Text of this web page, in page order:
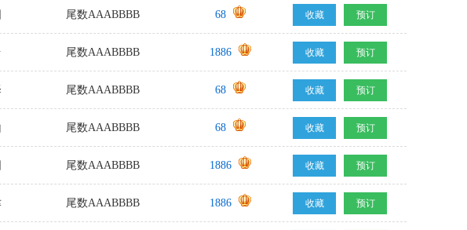
尾数AAABBBB 68 收藏 预订
尾数AAABBBB 1886 收藏 预订
尾数AAABBBB 68 收藏 预订
尾数AAABBBB 68 收藏 预订
尾数AAABBBB 1886 收藏 预订
尾数AAABBBB 1886 收藏 预订